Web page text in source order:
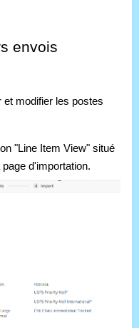
envois
modifier les postes
"Line Item View" situé
d'importation.